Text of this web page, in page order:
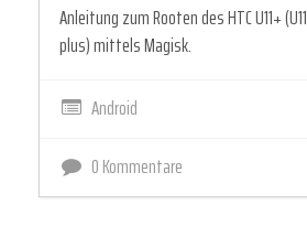
Anleitung zum Rooten des HTC U11+ (U11
plus) mittels Magisk.
Android
0 Kommentare